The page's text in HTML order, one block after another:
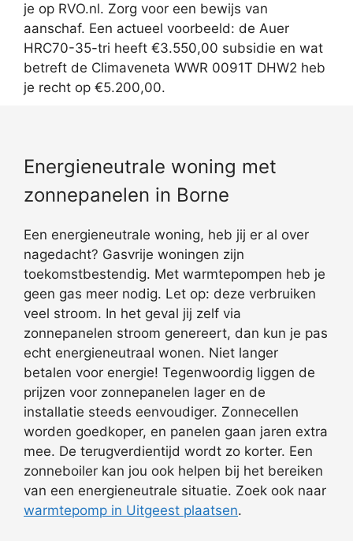
je op RVO.nl. Zorg voor een bewijs van
aanschaf. Een actueel voorbeeld: de Auer
HRC70-35-tri heeft €3.550,00 subsidie en wat
betreft de Climaveneta WWR 0091T DHW2 heb
je recht op €5.200,00.
Energieneutrale woning met
zonnepanelen in Borne
Een energieneutrale woning, heb jij er al over
nagedacht? Gasvrije woningen zijn
toekomstbestendig. Met warmtepompen heb je
geen gas meer nodig. Let op: deze verbruiken
veel stroom. In het geval jij zelf via
zonnepanelen stroom genereert, dan kun je pas
echt energieneutraal wonen. Niet langer
betalen voor energie! Tegenwoordig liggen de
prijzen voor zonnepanelen lager en de
installatie steeds eenvoudiger. Zonnecellen
worden goedkoper, en panelen gaan jaren extra
mee. De terugverdientijd wordt zo korter. Een
zonneboiler kan jou ook helpen bij het bereiken
van een energieneutrale situatie. Zoek ook naar
warmtepomp in Uitgeest plaatsen.